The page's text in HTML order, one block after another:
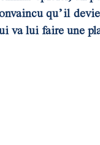
qu’il
va lui faire une